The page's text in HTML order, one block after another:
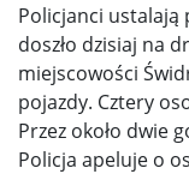
Policjanci ustalają
doszło dzisiaj na
miejscowości
pojazdy. Cztery
Przez około dwie
Policja apeluje o